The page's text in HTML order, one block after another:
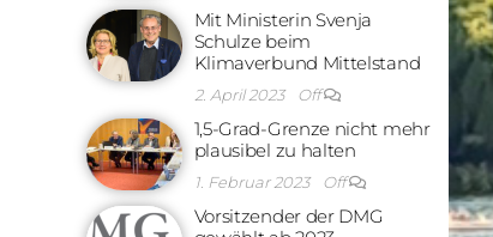
Mit Ministerin Svenja
Schulze beim
Klimaverbund Mittelstand
2. April 2023 Off
1,5-Grad-Grenze nicht mehr
plausibel zu halten
1. Februar 2023 Off
Vorsitzender der DMG